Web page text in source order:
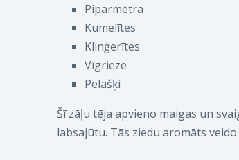
Piparmētra
Kumelītes
Klinģerītes
Vīgrieze
Pelašķi
Šī zāļu tēja apvieno maigas un
labsajūtu. Tās ziedu aromāts